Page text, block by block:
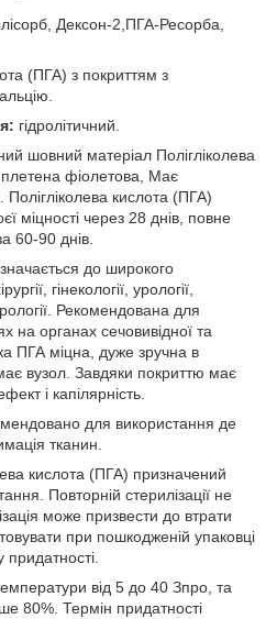
Дексон-2,ПГА-Ресорба,
(ПГА) з покриттям з
гідролітичний.
шовний матеріал Полігліколева
фіолетова, Має
Полігліколева кислота (ПГА)
міцності через 28 днів, повне
60-90 днів.
до широкого
гінекології, урології,
Рекомендована для
на органах сечовивідної та
ПГА міцна, дуже зручна в
вузол. Завдяки покриттю має
і капілярність.
для використання де
тканин.
кислота (ПГА) призначений
Повторній стерилізації не
може призвести до втрати
при пошкодженій упаковці
придатності.
від 5 до 40 Зпро , та
80%. Термін придатності